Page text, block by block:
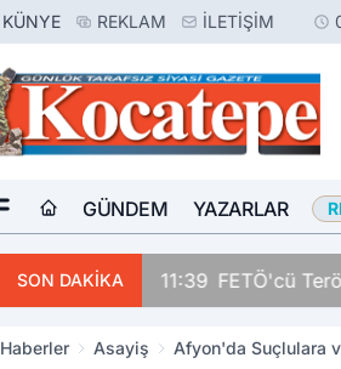
KÜNYE REKLAM İLETIŞIM
GÜNDEM YAZARLAR
SON DAKİKA 11:39 FETÖ'cü
Haberler Asayiş Afyon'da Suçlulara